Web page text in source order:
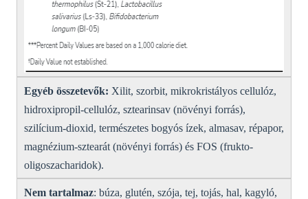
Egyéb összetevők: Xilit, szorbit, mikrokristályos cellulóz,
hidroxipropil-cellulóz, sztearinsav (növényi forrás),
szilícium-dioxid, természetes bogyós ízek, almasav, répapor,
magnézium-sztearát (növényi forrás) és FOS (frukto-
oligoszacharidok).
Nem tartalmaz: búza, glutén, szója, tej, tojás, hal, kagyló,